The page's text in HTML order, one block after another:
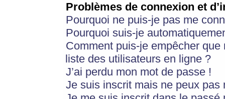
Problèmes de connexion et
Pourquoi ne puis-je pas me
Pourquoi suis-je
Comment puis-je empêcher
liste des utilisateurs en ligne ?
J’ai perdu mon mot de passe !
Je suis inscrit mais ne peux pas